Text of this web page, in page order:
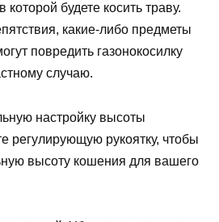
которой будете косить траву.
какие-либо предметы
повредить газонокосилку
случаю.
настройку высоты
регулирующую рукоятку, чтобы
высоту кошения для вашего